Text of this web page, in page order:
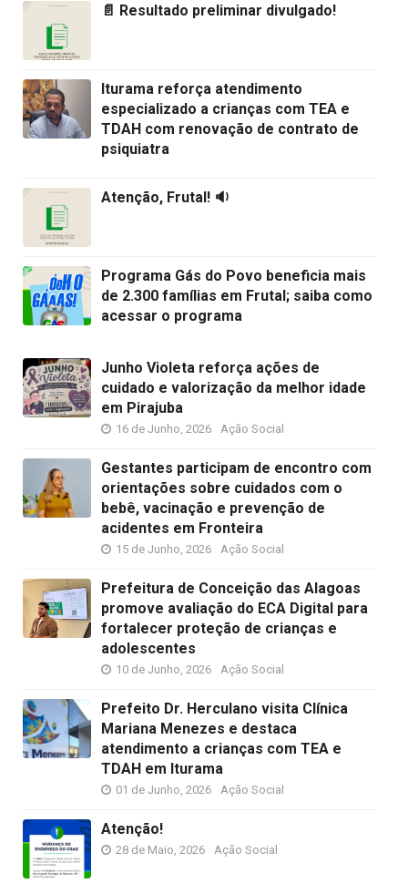
📄 Resultado preliminar divulgado!
Iturama reforça atendimento
especializado a crianças com TEA e
TDAH com renovação de contrato de
psiquiatra
Atenção, Frutal! 🔉
Programa Gás do Povo beneficia mais
de 2.300 famílias em Frutal; saiba como
acessar o programa
Junho Violeta reforça ações de
cuidado e valorização da melhor idade
em Pirajuba
16 de Junho, 2026 Ação Social
Gestantes participam de encontro com
orientações sobre cuidados com o
bebê, vacinação e prevenção de
acidentes em Fronteira
15 de Junho, 2026 Ação Social
Prefeitura de Conceição das Alagoas
promove avaliação do ECA Digital para
fortalecer proteção de crianças e
adolescentes
10 de Junho, 2026 Ação Social
Prefeito Dr. Herculano visita Clínica
Mariana Menezes e destaca
atendimento a crianças com TEA e
TDAH em Iturama
01 de Junho, 2026 Ação Social
Atenção!
28 de Maio, 2026 Ação Social